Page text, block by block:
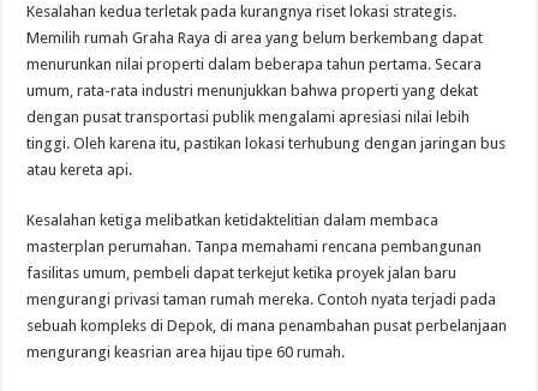
Kesalahan kedua terletak pada kurangnya riset lokasi strategis.
Memilih rumah Graha Raya di area yang belum berkembang dapat
menurunkan nilai properti dalam beberapa tahun pertama. Secara
umum, rata-rata industri menunjukkan bahwa properti yang dekat
dengan pusat transportasi publik mengalami apresiasi nilai lebih
tinggi. Oleh karena itu, pastikan lokasi terhubung dengan jaringan bus
atau kereta api.
Kesalahan ketiga melibatkan ketidaktelitian dalam membaca
masterplan perumahan. Tanpa memahami rencana pembangunan
fasilitas umum, pembeli dapat terkejut ketika proyek jalan baru
mengurangi privasi taman rumah mereka. Contoh nyata terjadi pada
sebuah kompleks di Depok, di mana penambahan pusat perbelanjaan
mengurangi keasrian area hijau tipe 60 rumah.